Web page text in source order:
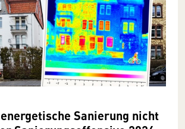
Sanierung nicht